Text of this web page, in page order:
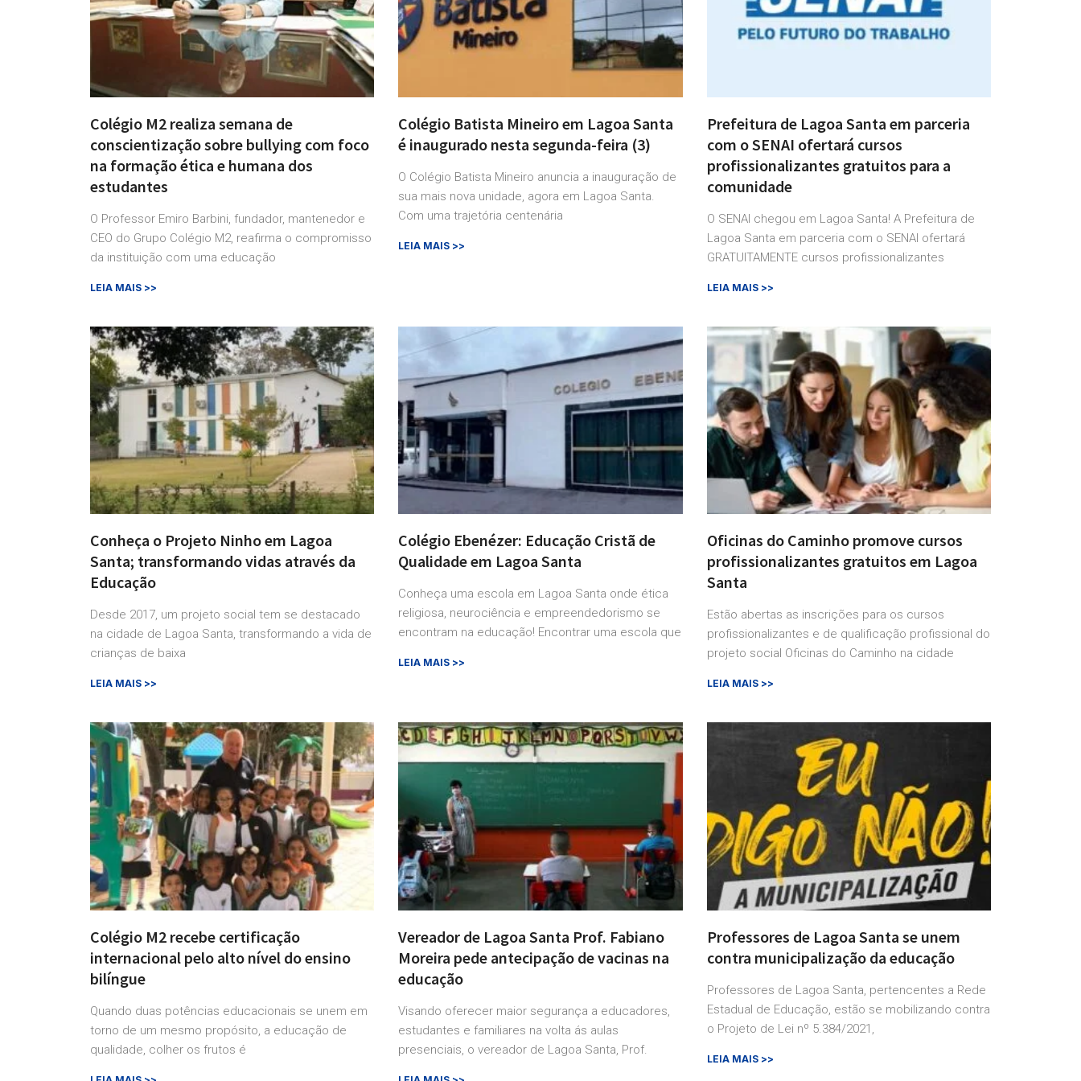
Colégio M2 realiza semana de
conscientização sobre bullying com foco
na formação ética e humana dos
estudantes
O Professor Emiro Barbini, fundador, mantenedor e
CEO do Grupo Colégio M2, reafirma o compromisso
da instituição com uma educação
LEIA MAIS >>
Colégio Batista Mineiro em Lagoa Santa
é inaugurado nesta segunda-feira (3)
O Colégio Batista Mineiro anuncia a inauguração de
sua mais nova unidade, agora em Lagoa Santa.
Com uma trajetória centenária
LEIA MAIS >>
Prefeitura de Lagoa Santa em parceria
com o SENAI ofertará cursos
profissionalizantes gratuitos para a
comunidade
O SENAI chegou em Lagoa Santa! A Prefeitura de
Lagoa Santa em parceria com o SENAI ofertará
GRATUITAMENTE cursos profissionalizantes
LEIA MAIS >>
Conheça o Projeto Ninho em Lagoa
Santa; transformando vidas através da
Educação
Desde 2017, um projeto social tem se destacado
na cidade de Lagoa Santa, transformando a vida de
crianças de baixa
LEIA MAIS >>
Colégio Ebenézer: Educação Cristã de
Qualidade em Lagoa Santa
Conheça uma escola em Lagoa Santa onde ética
religiosa, neurociência e empreendedorismo se
encontram na educação! Encontrar uma escola que
LEIA MAIS >>
Oficinas do Caminho promove cursos
profissionalizantes gratuitos em Lagoa
Santa
Estão abertas as inscrições para os cursos
profissionalizantes e de qualificação profissional do
projeto social Oficinas do Caminho na cidade
LEIA MAIS >>
Colégio M2 recebe certificação
internacional pelo alto nível do ensino
bilíngue
Quando duas potências educacionais se unem em
torno de um mesmo propósito, a educação de
qualidade, colher os frutos é
Vereador de Lagoa Santa Prof. Fabiano
Moreira pede antecipação de vacinas na
educação
Visando oferecer maior segurança a educadores,
estudantes e familiares na volta ás aulas
presenciais, o vereador de Lagoa Santa, Prof.
Professores de Lagoa Santa se unem
contra municipalização da educação
Professores de Lagoa Santa, pertencentes a Rede
Estadual de Educação, estão se mobilizando contra
o Projeto de Lei nº 5.384/2021,
LEIA MAIS >>